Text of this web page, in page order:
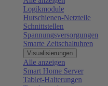
Logikmodule
Hutschienen-Netzteile
Schnittstellen
Spannungsversorgungen
Smarte Zeitschaltuhren
Visualisierungen
Alle anzeigen
Smart Home Server
Tablet-Halterungen